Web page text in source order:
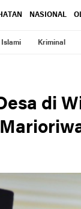
NASIONAL
Islami Kriminal
di